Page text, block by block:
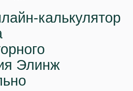
калькулятор
Элинж